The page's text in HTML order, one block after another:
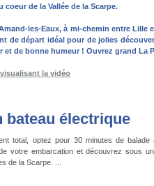
de la Vallée de la Scarpe.
les-Eaux, à mi-chemin entre Lille
de départ idéal pour de jolies
et de bonne humeur ! Ouvrez grand La
la vidéo
bateau électrique
total, optez pour 30 minutes de balade
votre embarcation et découvrez sous
de la Scarpe. ...